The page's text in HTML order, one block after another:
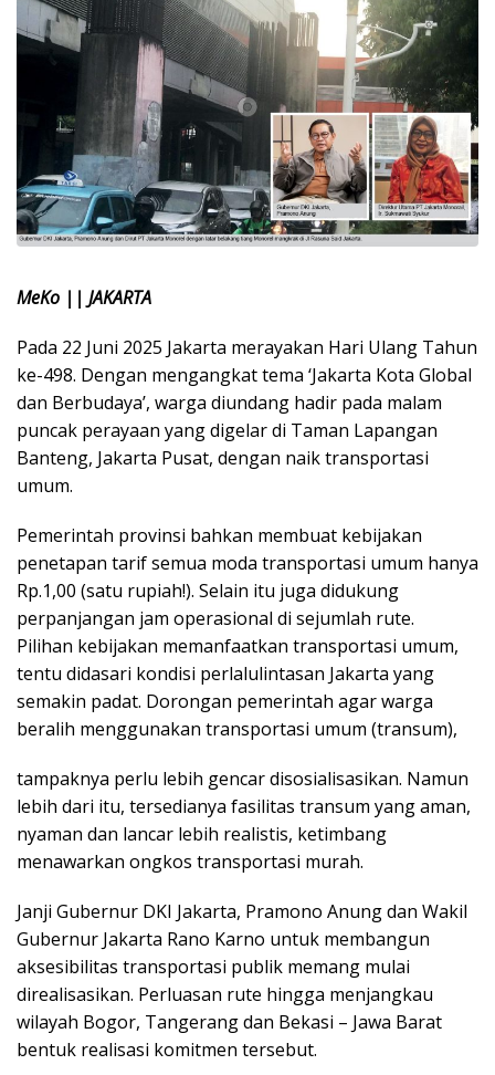
MeKo || JAKARTA
Pada 22 Juni 2025 Jakarta merayakan Hari Ulang Tahun
ke-498. Dengan mengangkat tema ‘Jakarta Kota Global
dan Berbudaya’, warga diundang hadir pada malam
puncak perayaan yang digelar di Taman Lapangan
Banteng, Jakarta Pusat, dengan naik transportasi
umum.
Pemerintah provinsi bahkan membuat kebijakan
penetapan tarif semua moda transportasi umum hanya
Rp.1,00 (satu rupiah!). Selain itu juga didukung
perpanjangan jam operasional di sejumlah rute.
Pilihan kebijakan memanfaatkan transportasi umum,
tentu didasari kondisi perlalulintasan Jakarta yang
semakin padat. Dorongan pemerintah agar warga
beralih menggunakan transportasi umum (transum),
tampaknya perlu lebih gencar disosialisasikan. Namun
lebih dari itu, tersedianya fasilitas transum yang aman,
nyaman dan lancar lebih realistis, ketimbang
menawarkan ongkos transportasi murah.
Janji Gubernur DKI Jakarta, Pramono Anung dan Wakil
Gubernur Jakarta Rano Karno untuk membangun
aksesibilitas transportasi publik memang mulai
direalisasikan. Perluasan rute hingga menjangkau
wilayah Bogor, Tangerang dan Bekasi – Jawa Barat
bentuk realisasi komitmen tersebut.